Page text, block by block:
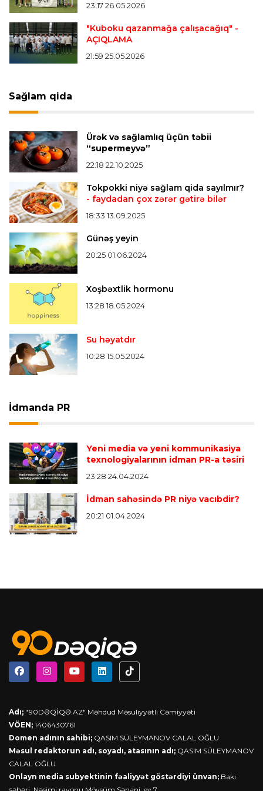
finalçılar bəlli oldu
Offside 20:27 08.08.2026
Mingəçevirdə “Kürü keçək?! 5” yarışı keçirildi
Verstappen öz komandasının "Formula 1"də
iştirak etməyəcəyini açıqladı
Bütün xəbərlər >>>
23:17 26.05.2026
"Kuboku qazanmağa çalışacağıq" -
AÇIQLAMA
21:59 25.05.2026
Sağlam qida
Ürək və sağlamlıq üçün təbii
“supermeyvə”
22:18 22.10.2025
Tokpokki niyə sağlam qida sayılmır?
- faydadan çox zərər gətirə bilər
18:33 13.09.2025
Günəş yeyin
20:25 01.06.2024
Xoşbəxtlik hormonu
13:28 18.05.2024
Su həyatdır
10:28 15.05.2024
İdmanda PR
Yeni media və yeni kommunikasiya
texnologiyalarının idman PR-a təsiri
23:28 24.04.2024
İdman sahəsində PR niyə vacıbdir?
20:21 01.04.2024
Adı; "90DƏQİQƏ.AZ" Məhdud Məsuliyyətli Cəmiyyəti
VÖEN; 1406430761
Domen adının sahibi; QASIM SÜLEYMANOV CALAL OĞLU
Məsul redaktorun adı, soyadı, atasının adı; QASIM SÜLEYMANOV
CALAL OĞLU
Onlayn media subyektinin fəaliyyət göstərdiyi ünvan; Bakı